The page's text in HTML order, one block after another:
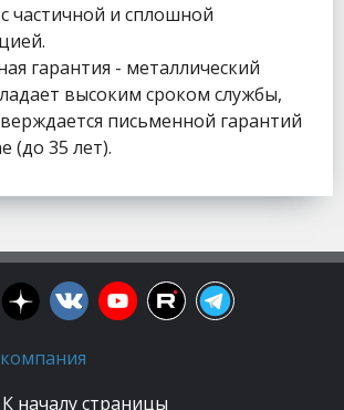
частичной и сплошной
гарантия - металлический
высоким сроком службы,
письменной гарантий
(до 35 лет).
К началу страницы